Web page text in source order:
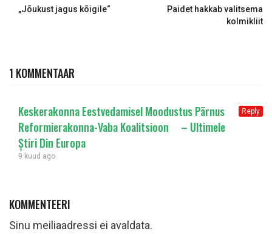
„Jõukust jagus kõigile“
Paidet hakkab valitsema
kolmikliit
1 KOMMENTAAR
Keskerakonna Eestvedamisel Moodustus Pärnus
Reformierakonna-Vaba Koalitsioon – Ultimele
Știri Din Europa
9 kuud ago
Reply
KOMMENTEERI
Sinu meiliaadressi ei avaldata.